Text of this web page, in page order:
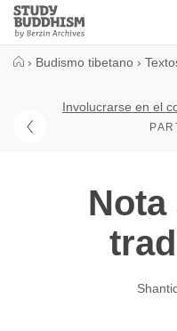
Close
Study
Buddhism
› Budismo tibetano ›
Involucrarse en el